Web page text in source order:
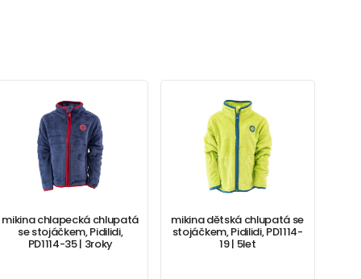
mikina chlapecká chlupatá
se stojáčkem, Pidilidi,
PD1114-35 | 3roky
mikina dětská chlupatá se
stojáčkem, Pidilidi, PD1114-
19 | 5let